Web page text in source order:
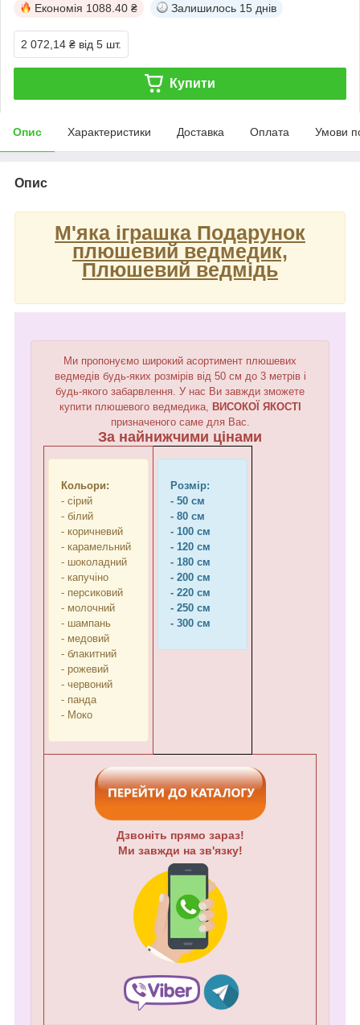
Економія 1088.40 ₴ Залишилось 15 днів
2 072,14 ₴ від 5 шт.
Купити
Опис Характеристики Доставка Оплата Умови
Опис
М'яка іграшка Подарунок
плюшевий ведмедик,
Плюшевий ведмідь
Ми пропонуємо широкий асортимент плюшевих
ведмедів будь-яких розмірів від 50 см до 3 метрів і
будь-якого забарвлення. У нас Ви завжди зможете
купити плюшевого ведмедика, ВИСОКОЇ ЯКОСТІ
призначеного саме для Вас.
За найнижчими цінами
Кольори:
- сірий
- білий
- коричневий
- карамельний
- шоколадний
- капучіно
- персиковий
- молочний
- шампань
- медовий
- блакитний
- рожевий
- червоний
- панда
- Моко
Розмір:
- 50 см
- 80 см
- 100 см
- 120 см
- 180 см
- 200 см
- 220 см
- 250 см
- 300 см
Дзвоніть прямо зараз!
Ми завжди на зв'язку!